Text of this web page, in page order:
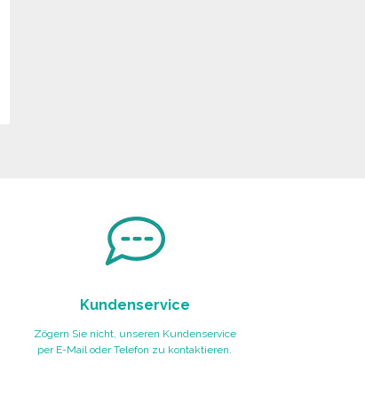
Kundenservice
Zögern Sie nicht, unseren Kundenservice
per E-Mail oder Telefon zu kontaktieren.